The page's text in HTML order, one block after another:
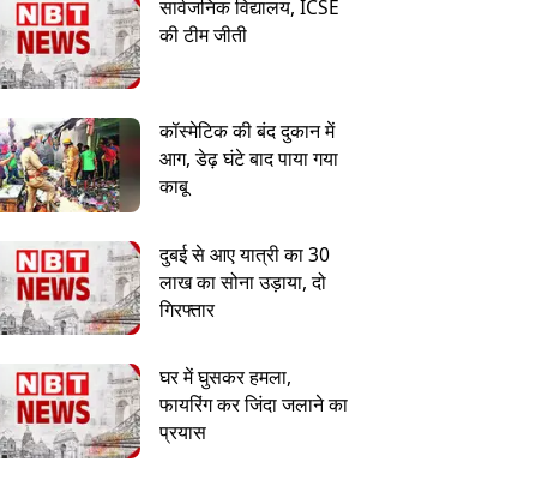
सार्वजनिक विद्यालय, ICSE
की टीम जीती
कॉस्मेटिक की बंद दुकान में
आग, डेढ़ घंटे बाद पाया गया
काबू
दुबई से आए यात्री का 30
लाख का सोना उड़ाया, दो
गिरफ्तार
घर में घुसकर हमला,
फायरिंग कर जिंदा जलाने का
प्रयास